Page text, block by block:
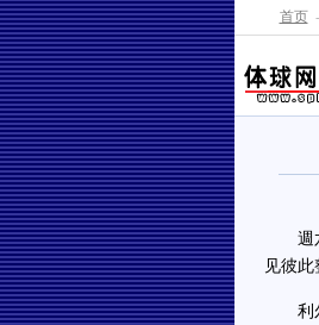
首页 -
週六
见彼
利尔